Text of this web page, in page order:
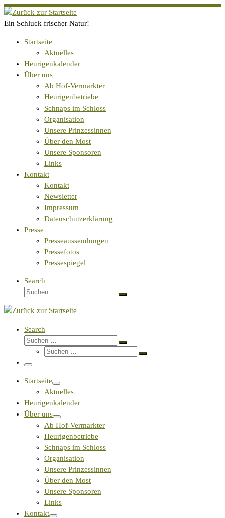
Zum
Inhalt
Ein Schluck frischer Natur!
Startseite
Aktuelles
Heurigenkalender
Über uns
Ab Hof-Vermarkter
Heurigenbetriebe
Schnaps im Schloss
Organisation
Unsere Prinzessinnen
Über den Most
Unsere Sponsoren
Links
Kontakt
Kontakt
Newsletter
Impressum
Datenschutzerklärung
Presse
Presseaussendungen
Pressefotos
Pressespiegel
Search
Suche
Suchen …
Search
Suche
Suchen …
Suche
Suchen …
Menü
Startseite
Aktuelles
Heurigenkalender
Über uns
Ab Hof-Vermarkter
Heurigenbetriebe
Schnaps im Schloss
Organisation
Unsere Prinzessinnen
Über den Most
Unsere Sponsoren
Links
Kontakt